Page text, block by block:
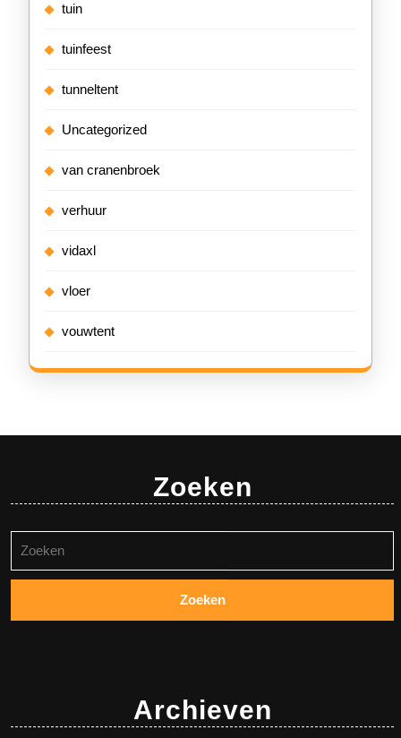
tuin
tuinfeest
tunneltent
Uncategorized
van cranenbroek
verhuur
vidaxl
vloer
vouwtent
Zoeken
naar:
Archieven